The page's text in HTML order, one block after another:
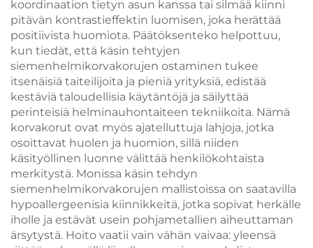
koordinaation tietyn asun kanssa tai silmää kiinni
pitävän kontrastieffektin luomisen, joka herättää
positiivista huomiota. Päätöksenteko helpottuu,
kun tiedät, että käsin tehtyjen
siemenhelmikorvakorujen ostaminen tukee
itsenäisiä taiteilijoita ja pieniä yrityksiä, edistää
kestäviä taloudellisia käytäntöjä ja säilyttää
perinteisiä helminauhontaiteen tekniikoita. Nämä
korvakorut ovat myös ajatelluttuja lahjoja, jotka
osoittavat huolen ja huomion, sillä niiden
käsityöllinen luonne välittää henkilökohtaista
merkitystä. Monissa käsin tehdyn
siemenhelmikorvakorujen mallistoissa on saatavilla
hypoallergeenisia kiinnikkeitä, jotka sopivat herkälle
iholle ja estävät usein pohjametallien aiheuttaman
ärsytystä. Hoito vaatii vain vähän vaivaa: yleensä